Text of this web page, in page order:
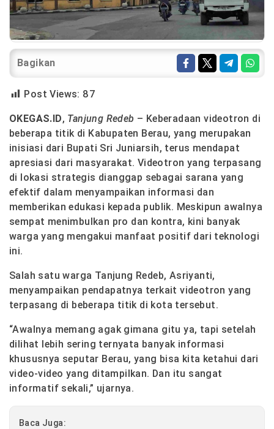
Bagikan
Post Views: 87
OKEGAS.ID, Tanjung Redeb – Keberadaan videotron di
beberapa titik di Kabupaten Berau, yang merupakan
inisiasi dari Bupati Sri Juniarsih, terus mendapat
apresiasi dari masyarakat. Videotron yang terpasang
di lokasi strategis dianggap sebagai sarana yang
efektif dalam menyampaikan informasi dan
memberikan edukasi kepada publik. Meskipun awalnya
sempat menimbulkan pro dan kontra, kini banyak
warga yang mengakui manfaat positif dari teknologi
ini.
Salah satu warga Tanjung Redeb, Asriyanti,
menyampaikan pendapatnya terkait videotron yang
terpasang di beberapa titik di kota tersebut.
“Awalnya memang agak gimana gitu ya, tapi setelah
dilihat lebih sering ternyata banyak informasi
khususnya seputar Berau, yang bisa kita ketahui dari
video-video yang ditampilkan. Dan itu sangat
informatif sekali,” ujarnya.
Baca Juga: